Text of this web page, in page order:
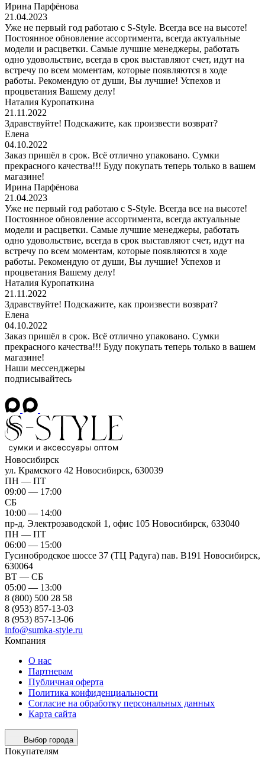
Ирина Парфёнова
21.04.2023
Уже не первый год работаю с S-Style. Всегда все на высоте!
Постоянное обновление ассортимента, всегда актуальные
модели и расцветки. Самые лучшие менеджеры, работать
одно удовольствие, всегда в срок выставляют счет, идут на
встречу по всем моментам, которые появляются в ходе
работы. Рекомендую от души, Вы лучшие! Успехов и
процветания Вашему делу!
Наталия Куропаткина
21.11.2022
Здравствуйте! Подскажите, как произвести возврат?
Елена
04.10.2022
Заказ пришёл в срок. Всё отлично упаковано. Сумки
прекрасного качества!!! Буду покупать теперь только в вашем
магазине!
Ирина Парфёнова
21.04.2023
Уже не первый год работаю с S-Style. Всегда все на высоте!
Постоянное обновление ассортимента, всегда актуальные
модели и расцветки. Самые лучшие менеджеры, работать
одно удовольствие, всегда в срок выставляют счет, идут на
встречу по всем моментам, которые появляются в ходе
работы. Рекомендую от души, Вы лучшие! Успехов и
процветания Вашему делу!
Наталия Куропаткина
21.11.2022
Здравствуйте! Подскажите, как произвести возврат?
Елена
04.10.2022
Заказ пришёл в срок. Всё отлично упаковано. Сумки
прекрасного качества!!! Буду покупать теперь только в вашем
магазине!
Наши мессенджеры
подписывайтесь
Новосибирск
ул. Крамского 42 Новосибирск, 630039
ПН — ПТ
09:00 — 17:00
СБ
10:00 — 14:00
пр-д. Электрозаводской 1, офис 105 Новосибирск, 633040
ПН — ПТ
06:00 — 15:00
Гусинобродское шоссе 37 (ТЦ Радуга) пав. B191 Новосибирск,
630064
ВТ — СБ
05:00 — 13:00
8 (800) 500 28 58
8 (953) 857-13-03
8 (953) 857-13-06
info@sumka-style.ru
Компания
О нас
Партнерам
Публичная оферта
Политика конфиденциальности
Согласие на обработку персональных данных
Карта сайта
Выбор города
Покупателям